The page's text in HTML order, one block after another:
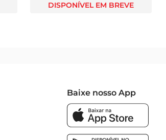
DISPONÍVEL EM BREVE
Baixe nosso App